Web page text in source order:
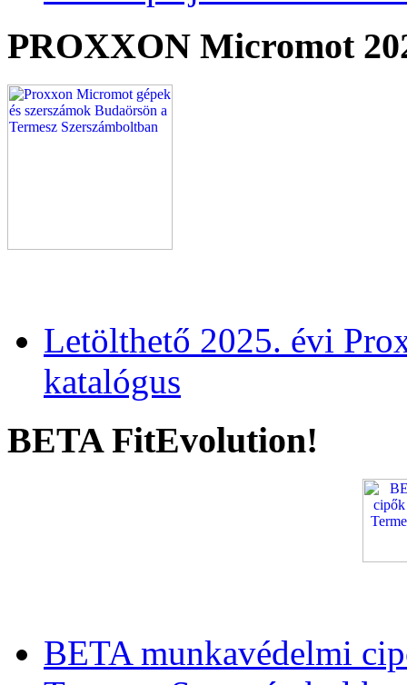
PROXXON Micromot
Letölthető 2025. évi
katalógus
BETA FitEvolution!
BETA munkavédelmi